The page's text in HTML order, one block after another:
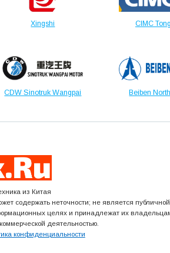
Xingshi CIMC
CDW Sinotruk Wangpai Beiben
из Китая
содержать неточности; не является
целях и принадлежат их
деятельностью.
конфиденциальности